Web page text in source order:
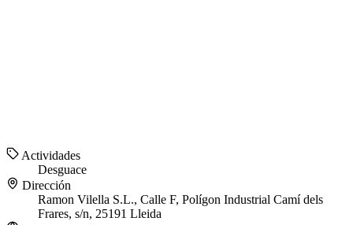
Actividades
Desguace
Dirección
Ramon Vilella S.L., Calle F, Polígon Industrial Camí dels
Frares, s/n, 25191 Lleida